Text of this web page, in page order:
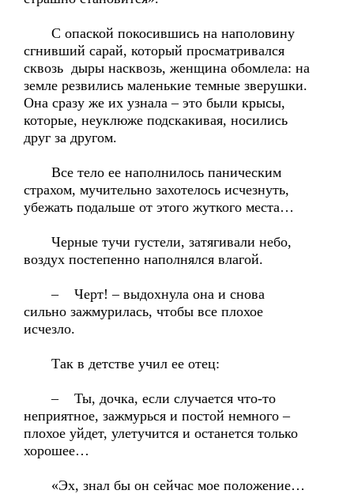
С опаской покосившись на наполовину
сгнивший сарай, который просматривался
сквозь дыры насквозь, женщина обомлела: на
земле резвились маленькие темные зверушки.
Она сразу же их узнала – это были крысы,
которые, неуклюже подскакивая, носились
друг за другом.
Все тело ее наполнилось паническим
страхом, мучительно захотелось исчезнуть,
убежать подальше от этого жуткого места…
Черные тучи густели, затягивали небо,
воздух постепенно наполнялся влагой.
– Черт! – выдохнула она и снова
сильно зажмурилась, чтобы все плохое
исчезло.
Так в детстве учил ее отец:
– Ты, дочка, если случается что-то
неприятное, зажмурься и постой немного –
плохое уйдет, улетучится и останется только
хорошее…
«Эх, знал бы он сейчас мое положение…